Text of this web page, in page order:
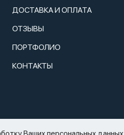
ДОСТАВКА И ОПЛАТА
ОТЗЫВЫ
ПОРТФОЛИО
КОНТАКТЫ
регулировании